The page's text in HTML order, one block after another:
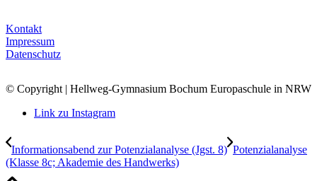
Kontakt
Impressum
Datenschutz
© Copyright | Hellweg-Gymnasium Bochum Europaschule in NRW
Link zu Instagram
Informationsabend zur Potenzialanalyse (Jgst. 8) Potenzialanalyse
(Klasse 8c; Akademie des Handwerks)